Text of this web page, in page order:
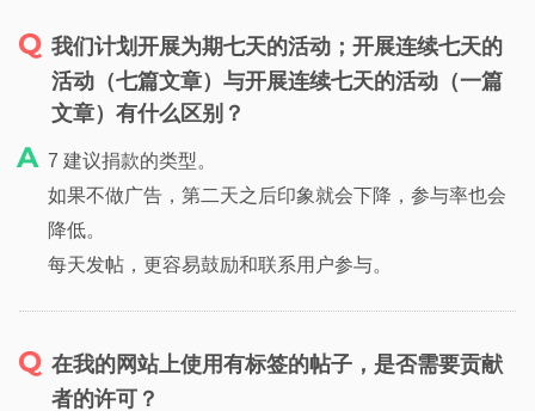
我们计划开展为期七天的活动；开展连续七天的
活动（七篇文章）与开展连续七天的活动（一篇
文章）有什么区别？
7 建议捐款的类型。
如果不做广告，第二天之后印象就会下降，参与率也会
降低。
每天发帖，更容易鼓励和联系用户参与。
在我的网站上使用有标签的帖子，是否需要贡献
者的许可？